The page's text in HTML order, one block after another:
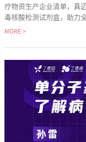
疗物资生产企业清单，真
毒核酸检测试剂盒，助力
MORE >